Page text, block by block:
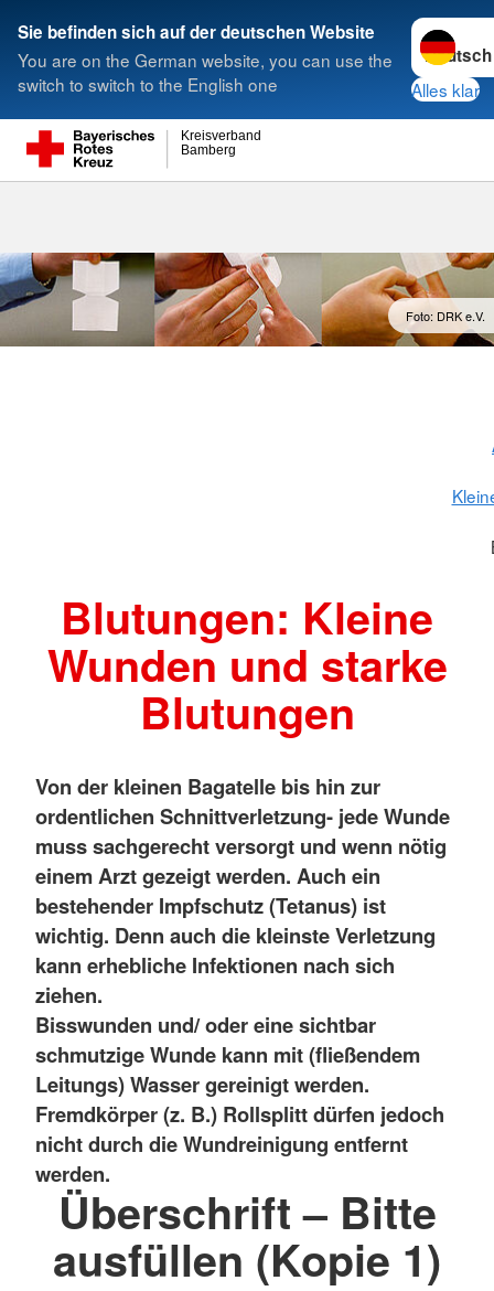
Sie befinden sich auf der deutschen Website
You are on the German website, you can use the
switch to switch to the English one
Sprache
Alles klar
Bamberg
Kreisverband
Suche
Foto: DRK e.V.
Blutungen: Kleine
Wunden und starke
Blutungen
Von der kleinen Bagatelle bis hin zur
ordentlichen Schnittverletzung- jede Wunde
muss sachgerecht versorgt und wenn nötig
einem Arzt gezeigt werden. Auch ein
bestehender Impfschutz (Tetanus) ist
wichtig. Denn auch die kleinste Verletzung
kann erhebliche Infektionen nach sich
ziehen.
Bisswunden und/ oder eine sichtbar
schmutzige Wunde kann mit (fließendem
Leitungs) Wasser gereinigt werden.
Fremdkörper (z. B.) Rollsplitt dürfen jedoch
nicht durch die Wundreinigung entfernt
werden.
Überschrift – Bitte
ausfüllen (Kopie 1)